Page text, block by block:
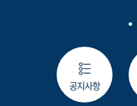
공지사항